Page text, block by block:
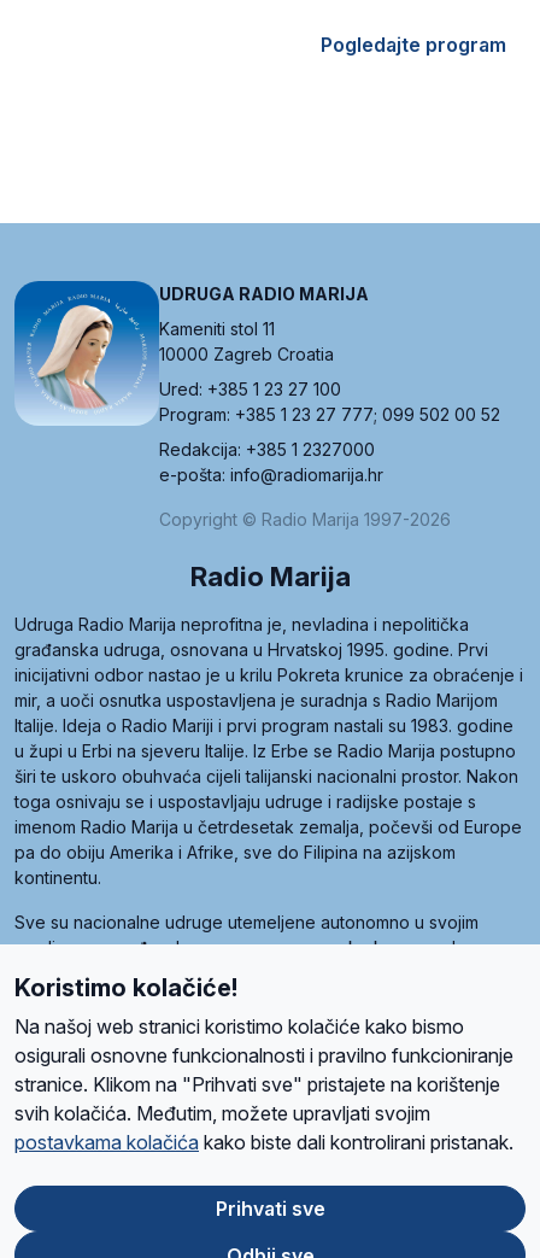
Pogledajte program
UDRUGA RADIO MARIJA
Kameniti stol 11
10000 Zagreb Croatia
Ured: +385 1 23 27 100
Program: +385 1 23 27 777; 099 502 00 52
Redakcija: +385 1 2327000
e-pošta: info@radiomarija.hr
Copyright © Radio Marija 1997-2026
Radio Marija
Udruga Radio Marija neprofitna je, nevladina i nepolitička
građanska udruga, osnovana u Hrvatskoj 1995. godine. Prvi
inicijativni odbor nastao je u krilu Pokreta krunice za obraćenje i
mir, a uoči osnutka uspostavljena je suradnja s Radio Marijom
Italije. Ideja o Radio Mariji i prvi program nastali su 1983. godine
u župi u Erbi na sjeveru Italije. Iz Erbe se Radio Marija postupno
širi te uskoro obuhvaća cijeli talijanski nacionalni prostor. Nakon
toga osnivaju se i uspostavljaju udruge i radijske postaje s
imenom Radio Marija u četrdesetak zemalja, počevši od Europe
pa do obiju Amerika i Afrike, sve do Filipina na azijskom
kontinentu.
Sve su nacionalne udruge utemeljene autonomno u svojim
zemljama, a međusobna su povezane preko krovne udruge
pod nazivom Svjetska obitelj Radio Marije (World Family of
Radio Maria). Svjetsku obitelj utemeljilo je sedam članica, među
kojima je i hrvatska Udruga Radio Marija.
O namaRadio ProgramVolonteriPrijateljiKontaktPravila privatnosti
Ova stranica je zaštićena Google reCAPTCHA sustavom
Koristimo kolačiće!
Na našoj web stranici koristimo kolačiće kako bismo
osigurali osnovne funkcionalnosti i pravilno funkcioniranje
stranice. Klikom na "Prihvati sve" pristajete na korištenje
svih kolačića. Međutim, možete upravljati svojim
postavkama kolačića kako biste dali kontrolirani pristanak.
Prihvati sve